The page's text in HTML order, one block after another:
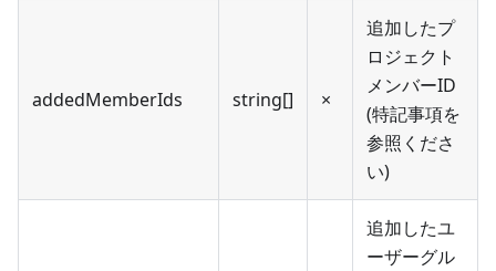
addedMemberIds string[] ×
追加したプ
ロジェクト
メンバーID
(特記事項を
参照くださ
い)
追加したユ
ーザーグル